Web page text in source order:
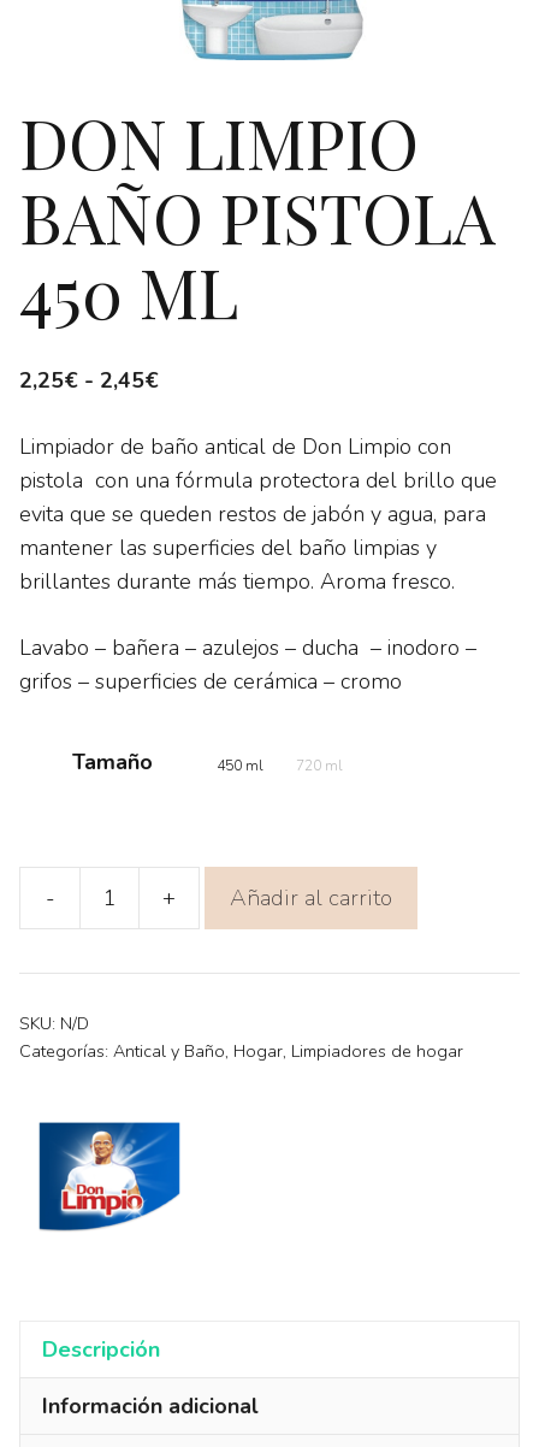
DON LIMPIO
BAÑO PISTOLA
450 ML
2,25€ - 2,45€Rango
precios:
desde
2,25€
hasta
2,45€
Limpiador de baño antical de Don Limpio con
pistola con una fórmula protectora del brillo que
evita que se queden restos de jabón y agua, para
mantener las superficies del baño limpias y
brillantes durante más tiempo. Aroma fresco.
Lavabo – bañera – azulejos – ducha – inodoro –
grifos – superficies de cerámica – cromo
Tamaño 450 ml 720 ml
-
DON
BAÑO
450
+ Añadir al carrito
SKU: N/D
Categorías: Antical y Baño, Hogar, Limpiadores de hogar
Descripción
Información adicional